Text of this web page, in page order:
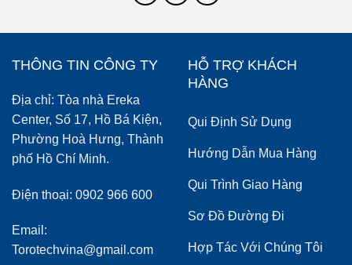
THÔNG TIN CÔNG TY
Địa chỉ: Tòa nhà Ereka
Center, Số 17, Hồ Bá Kiện,
Phường Hoà Hưng, Thành
phố Hồ Chí Minh.
Điện thoại: 0902 966 600
Email:
Torotechvina@gmail.com
HỖ TRỢ KHÁCH
HÀNG
Qui Định Sử Dụng
Hướng Dẫn Mua Hàng
Qui Trình Giao Hàng
Sơ Đồ Đường Đi
Hợp Tác Với Chúng Tôi